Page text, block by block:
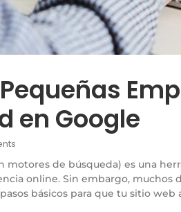
en Google
motores de búsqueda) es una
online. Sin embargo,
básicos para que tu sitio